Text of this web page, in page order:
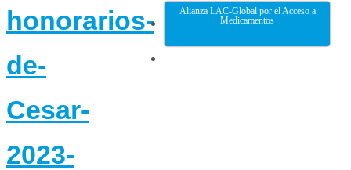
honorarios-
de-
Cesar-
2023-
Alianza LAC-Global por el Acceso a
Medicamentos